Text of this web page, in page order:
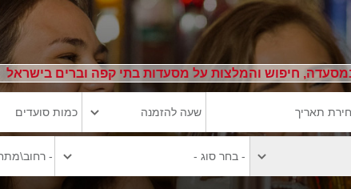
חיפוש והמלצות על מסעדות בתי קפה וברים בישראל